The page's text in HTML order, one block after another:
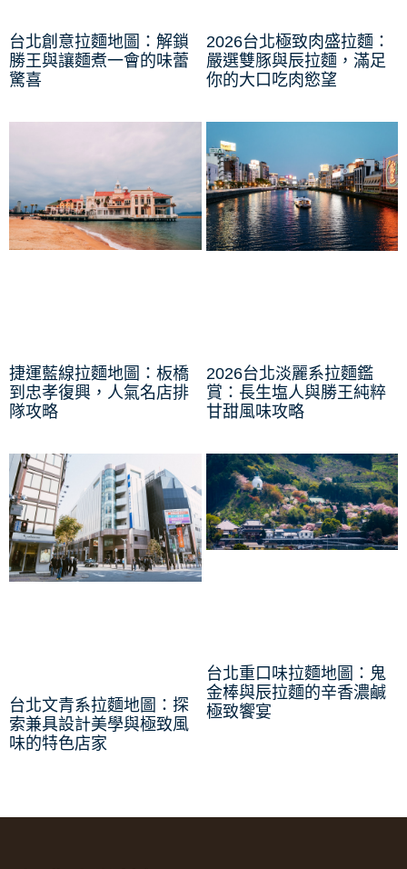
台北創意拉麵地圖：解鎖
勝王與讓麵煮一會的味蕾
驚喜
2026台北極致肉盛拉麵：
嚴選雙豚與辰拉麵，滿足
你的大口吃肉慾望
捷運藍線拉麵地圖：板橋
到忠孝復興，人氣名店排
隊攻略
2026台北淡麗系拉麵鑑
賞：長生塩人與勝王純粹
甘甜風味攻略
台北文青系拉麵地圖：探
索兼具設計美學與極致風
味的特色店家
台北重口味拉麵地圖：鬼
金棒與辰拉麵的辛香濃鹹
極致饗宴